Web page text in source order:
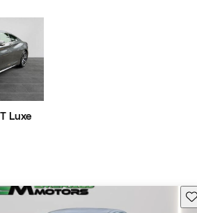
Luxe